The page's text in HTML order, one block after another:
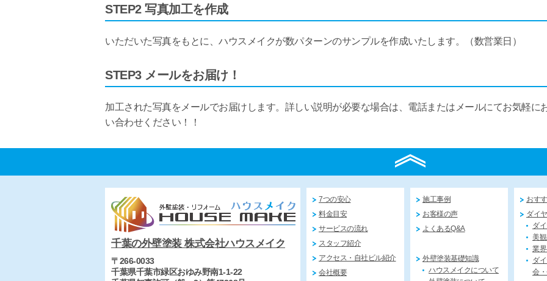
STEP2 写真加工を作成
いただいた写真をもとに、ハウスメイクが数パターンのサンプルを作成いたします。（数営業日）
STEP3 メールをお届け！
加工された写真をメールでお届けします。詳しい説明が必要な場合は、電話またはメールにてお気軽に
い合わせください！！
千葉の外壁塗装 株式会社ハウスメイク
〒266-0033
千葉県千葉市緑区おゆみ野南1-1-22
7つの安心
料金目安
サービスの流れ
スタッフ紹介
アクセス・自社ビル紹介
会社概要
施工事例
お客様の声
よくあるQ&A
外壁塗装基礎知識
ハウスメイクについて
おす
ダイ
ダ
美
業
ダ
会